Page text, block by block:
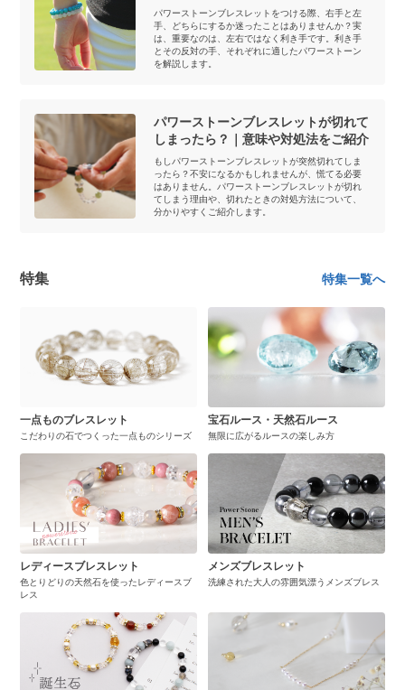
パワーストーンブレスレットをつける際、右手と左
手、どちらにするか迷ったことはありませんか？実
は、重要なのは、左右ではなく利き手です。利き手
とその反対の手、それぞれに適したパワーストーン
を解説します。
パワーストーンブレスレットが切れて
しまったら？｜意味や対処法をご紹介
もしパワーストーンブレスレットが突然切れてしま
ったら？不安になるかもしれませんが、慌てる必要
はありません。パワーストーンブレスレットが切れ
てしまう理由や、切れたときの対処方法について、
分かりやすくご紹介します。
特集 特集一覧へ
一点ものブレスレット
こだわりの石でつくった一点ものシリーズ
宝石ルース・天然石ルース
無限に広がるルースの楽しみ方
レディースブレスレット
色とりどりの天然石を使ったレディースブ
レス
メンズブレスレット
洗練された大人の雰囲気漂うメンズブレス